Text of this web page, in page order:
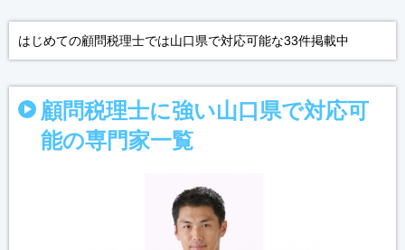
はじめての顧問税理士では山口県で対応可能な33件掲載中
顧問税理士に強い山口県で対応可
能の専門家一覧